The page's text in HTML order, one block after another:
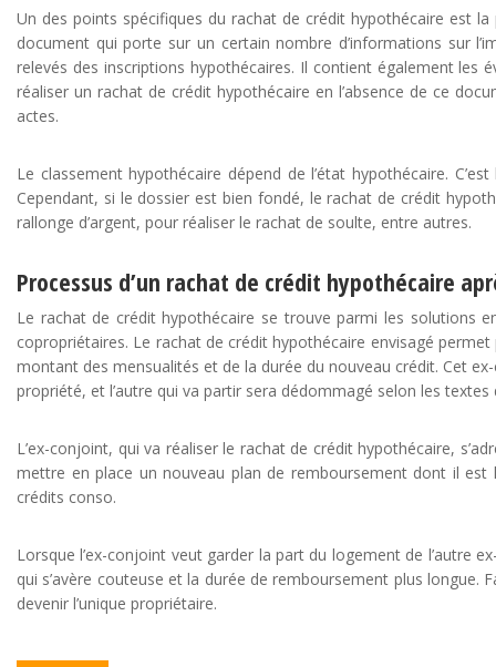
Un des points spécifiques du rachat de crédit hypothécaire est
document qui porte sur un certain nombre d’informations sur
relevés des inscriptions hypothécaires. Il contient également les
réaliser un rachat de crédit hypothécaire en l’absence de ce
actes.
Le classement hypothécaire dépend de l’état hypothécaire.
Cependant, si le dossier est bien fondé, le rachat de crédit
rallonge d’argent, pour réaliser le rachat de soulte, entre autres.
Processus d’un rachat de crédit hypothécaire
Le rachat de crédit hypothécaire se trouve parmi les solutions
copropriétaires. Le rachat de crédit hypothécaire envisagé
montant des mensualités et de la durée du nouveau crédit. Cet
propriété, et l’autre qui va partir sera dédommagé selon les textes
L’ex-conjoint, qui va réaliser le rachat de crédit hypothécaire,
mettre en place un nouveau plan de remboursement dont il
crédits conso.
Lorsque l’ex-conjoint veut garder la part du logement de l’autre
qui s’avère couteuse et la durée de remboursement plus
devenir l’unique propriétaire.